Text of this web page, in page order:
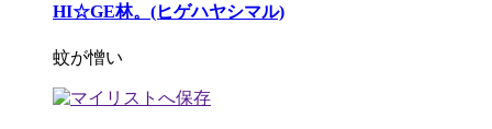
HI☆GE林。(ヒゲハヤシマル)
蚊が憎い